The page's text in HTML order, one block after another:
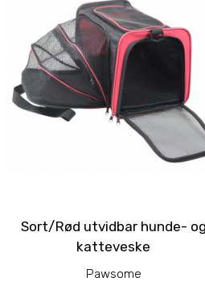
Sort/Rød utvidbar hunde- og
katteveske
Pawsome